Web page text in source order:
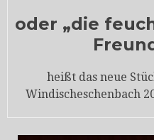
oder „die
heißt das neue
Windischeschenbach